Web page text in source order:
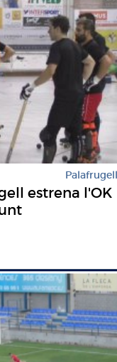
Palafrugell
estrena l'OK